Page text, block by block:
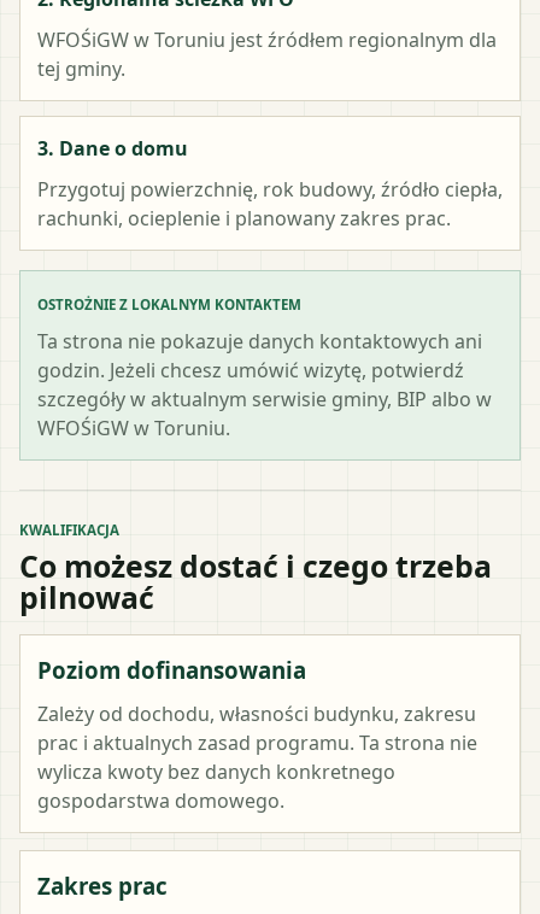
WFOŚiGW w Toruniu jest źródłem regionalnym dla
tej gminy.
3. Dane o domu
Przygotuj powierzchnię, rok budowy, źródło ciepła,
rachunki, ocieplenie i planowany zakres prac.
OSTROŻNIE Z LOKALNYM KONTAKTEM
Ta strona nie pokazuje danych kontaktowych ani
godzin. Jeżeli chcesz umówić wizytę, potwierdź
szczegóły w aktualnym serwisie gminy, BIP albo w
WFOŚiGW w Toruniu.
KWALIFIKACJA
Co możesz dostać i czego trzeba
pilnować
Poziom dofinansowania
Zależy od dochodu, własności budynku, zakresu
prac i aktualnych zasad programu. Ta strona nie
wylicza kwoty bez danych konkretnego
gospodarstwa domowego.
Zakres prac